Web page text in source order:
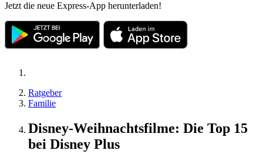
Jetzt die neue Express-App herunterladen!
Ratgeber
Familie
Disney-Weihnachtsfilme: Die Top 15
bei Disney Plus